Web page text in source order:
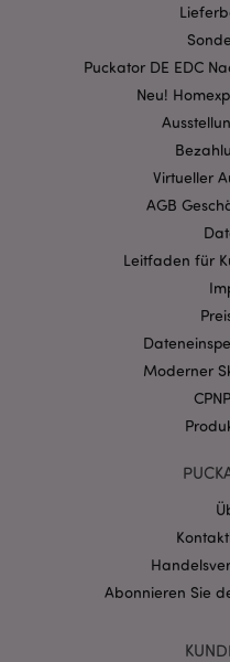
Puckator DE EDC
Neu!
Virtueller
AGB
Leitfaden für
Moderner
Abonnieren Sie
Unbedingt
Ausrichten
Kernfunktionen der
Benutzeranmeldung
Ohne unbedingt
Website nicht richtig
CookieScriptConsent
mage-cache-